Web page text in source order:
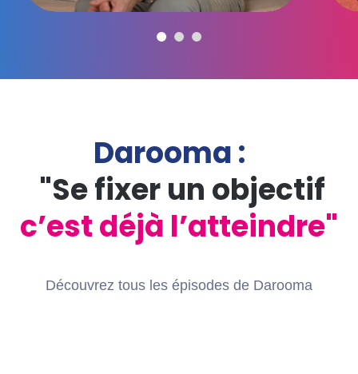
Darooma :
"Se fixer un objectif
c’est déjà l’atteindre"
Découvrez tous les épisodes de Darooma